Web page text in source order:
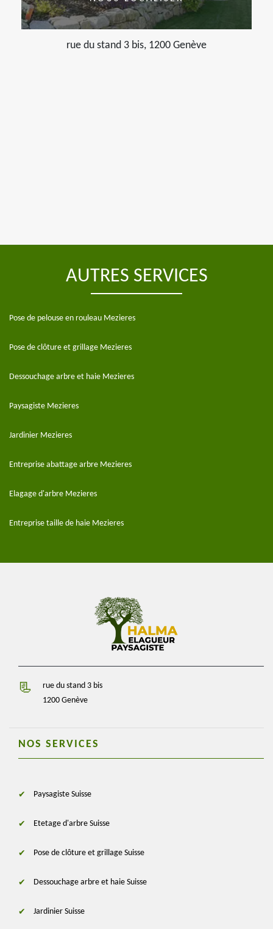
rue du stand 3 bis, 1200 Genève
AUTRES SERVICES
Pose de pelouse en rouleau Mezieres
Pose de clôture et grillage Mezieres
Dessouchage arbre et haie Mezieres
Paysagiste Mezieres
Jardinier Mezieres
Entreprise abattage arbre Mezieres
Elagage d'arbre Mezieres
Entreprise taille de haie Mezieres
rue du stand 3 bis
1200 Genève
NOS SERVICES
Paysagiste Suisse
Etetage d'arbre Suisse
Pose de clôture et grillage Suisse
Dessouchage arbre et haie Suisse
Jardinier Suisse